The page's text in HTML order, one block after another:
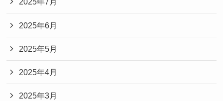
2025年6月
2025年5月
2025年4月
2025年3月